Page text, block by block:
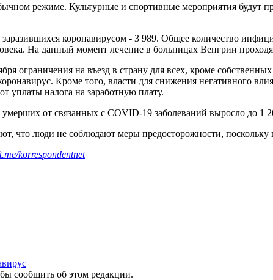
режиме. Культурные и спортивные мероприятия будут
коронавирусом - 3 989. Общее количество
На данный момент лечение в больницах Венгрии
ограничения на въезд в страну для всех, кроме
Кроме того, власти для снижения негативного
уплаты налога на заработную плату.
умерших от связанных с COVID-19 заболеваний выросло до 1
что люди не соблюдают меры предосторожности,
korrespondentnet
сообщить об этом редакции.